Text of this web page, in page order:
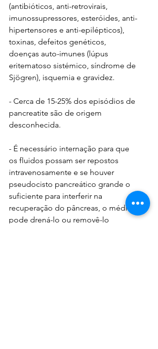
(antibióticos, anti-retrovirais,
imunossupressores, esteróides, anti-
hipertensores e anti-epilépticos),
toxinas, defeitos genéticos,
doenças auto-imunes (lúpus
eritematoso sistémico, síndrome de
Sjögren), isquemia e gravidez.
- Cerca de 15-25% dos episódios de
pancreatite são de origem
desconhecida.
- É necessário internação para que
os fluidos possam ser repostos
intravenosamente e se houver
pseudocisto pancreático grande o
suficiente para interferir na
recuperação do pâncreas, o médico
pode drená-lo ou removê-lo